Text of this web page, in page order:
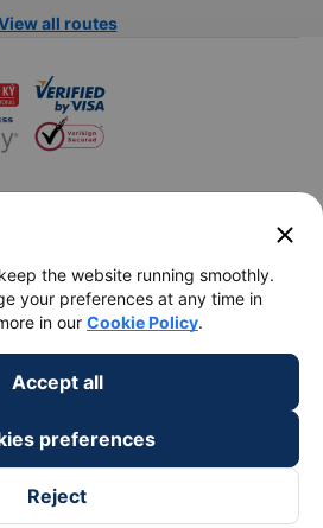
all routes
keyboard_arrow_down
keyboard_arrow_down
close
the website running smoothly.
your preferences at any time in
in our Cookie Policy.
Accept all
preferences
Reject